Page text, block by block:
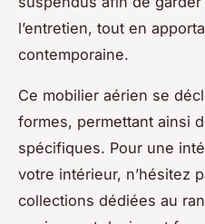
l’entretien, tout en
contemporaine.
Ce mobilier aérien se
formes, permettant ainsi
spécifiques. Pour une
votre intérieur, n’hésitez
collections dédiées au